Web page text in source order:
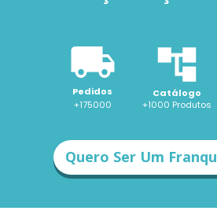
Pedidos Catálogo
+175000
+1000 Produtos
Quero Ser Um